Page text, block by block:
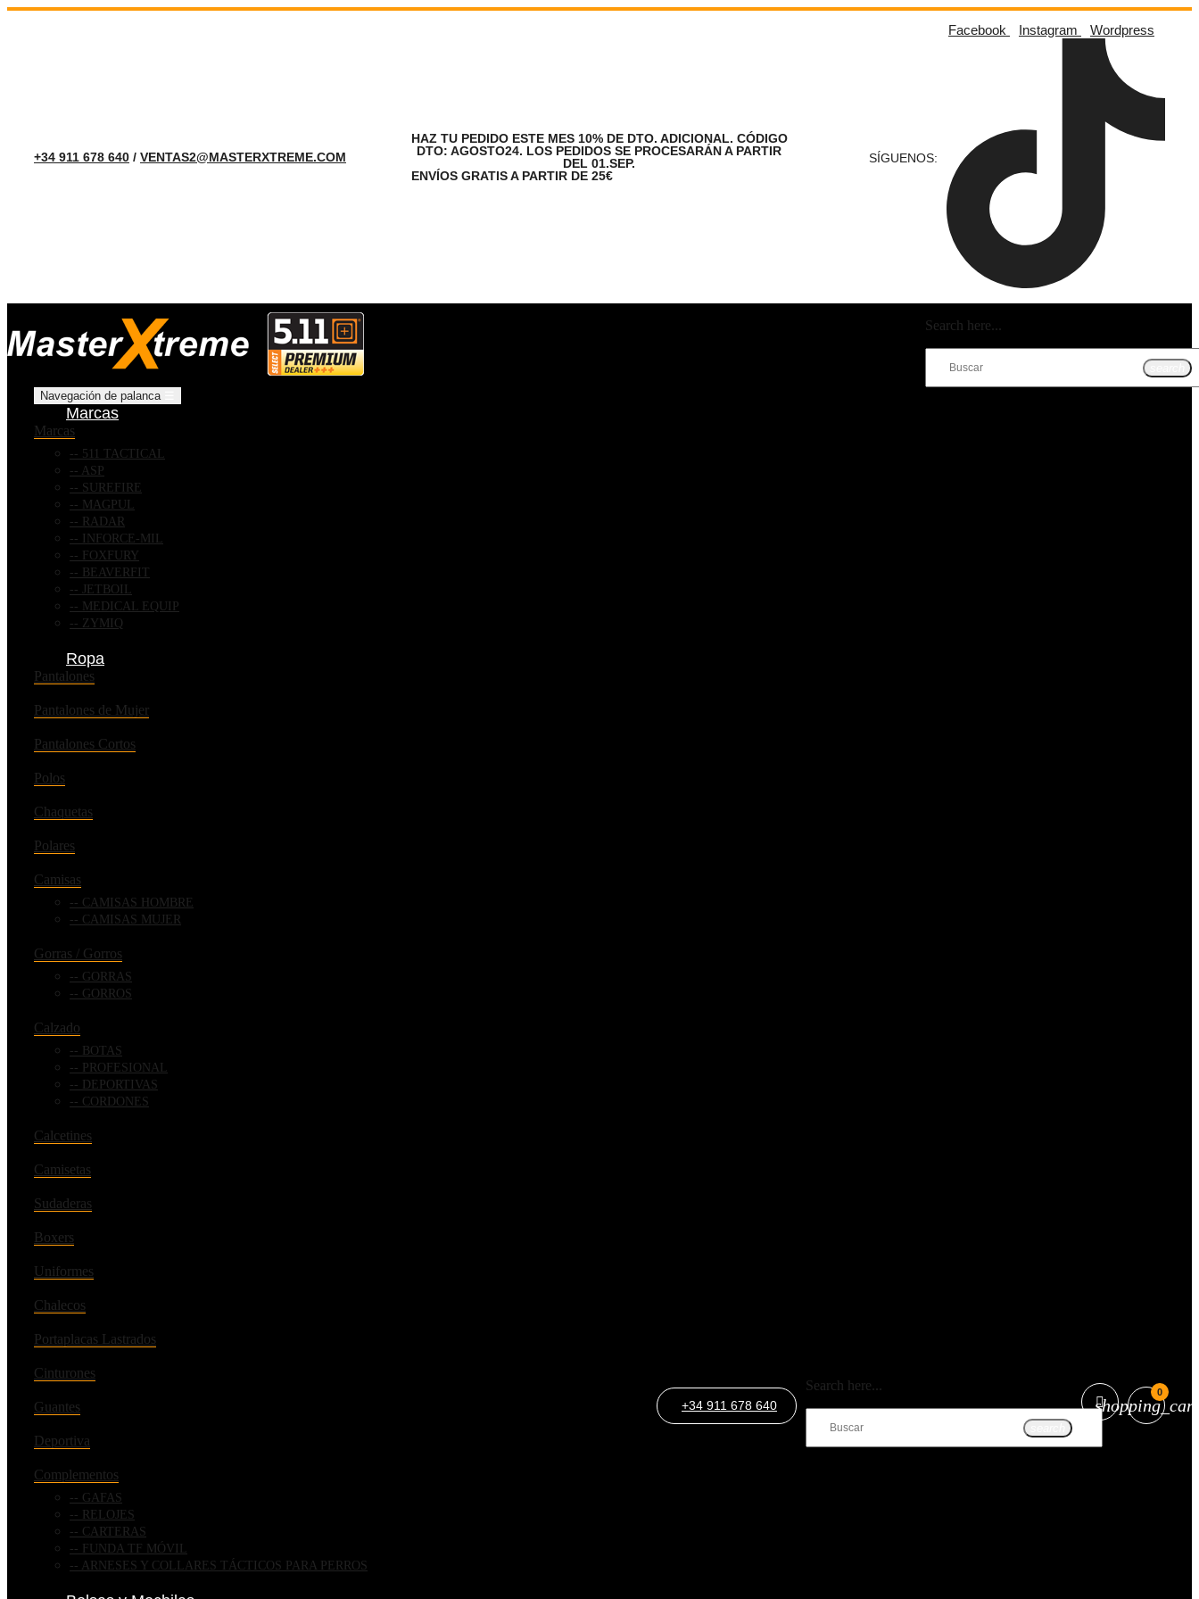
+34 911 678 640 / VENTAS2@MASTERXTREME.COM
HAZ TU PEDIDO ESTE MES 10% DE DTO. ADICIONAL. CÓDIGO
DTO: AGOSTO24. LOS PEDIDOS SE PROCESARÁN A PARTIR
DEL 01.SEP.
ENVÍOS GRATIS A PARTIR DE 25€
SÍGUENOS:
Facebook Instagram Wordpress
Search here...
Navegación de palanca
Marcas
Marcas
511 TACTICAL
ASP
SUREFIRE
MAGPUL
RADAR
INFORCE-MIL
FOXFURY
BEAVERFIT
JETBOIL
MEDICAL EQUIP
ZYMIQ
Ropa
Pantalones
Pantalones de Mujer
Pantalones Cortos
Polos
Chaquetas
Polares
Camisas
CAMISAS HOMBRE
CAMISAS MUJER
Gorras / Gorros
GORRAS
GORROS
Calzado
BOTAS
PROFESIONAL
DEPORTIVAS
CORDONES
Calcetines
Camisetas
Sudaderas
Boxers
Uniformes
Chalecos
Portaplacas Lastrados
Cinturones
Guantes
Deportiva
Complementos
GAFAS
RELOJES
CARTERAS
FUNDA TF MÓVIL
ARNESES Y COLLARES TÁCTICOS PARA PERROS
+34 911 678 640
Search here...
shopping_cart
0